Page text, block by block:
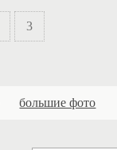
3
большие фото